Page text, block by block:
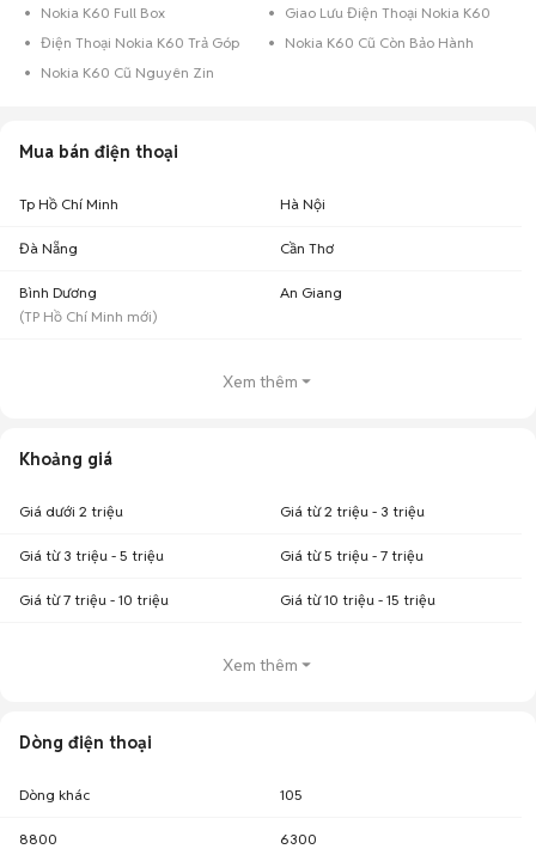
Nokia K60 Full Box
Giao Lưu Điện Thoại Nokia K60
Điện Thoại Nokia K60 Trả Góp
Nokia K60 Cũ Còn Bảo Hành
Nokia K60 Cũ Nguyên Zin
Mua bán điện thoại
Tp Hồ Chí Minh Hà Nội
Đà Nẵng Cần Thơ
Bình Dương
(TP Hồ Chí Minh mới)
An Giang
Xem thêm
Khoảng giá
Giá dưới 2 triệu Giá từ 2 triệu - 3 triệu
Giá từ 3 triệu - 5 triệu Giá từ 5 triệu - 7 triệu
Giá từ 7 triệu - 10 triệu Giá từ 10 triệu - 15 triệu
Xem thêm
Dòng điện thoại
Dòng khác 105
8800 6300